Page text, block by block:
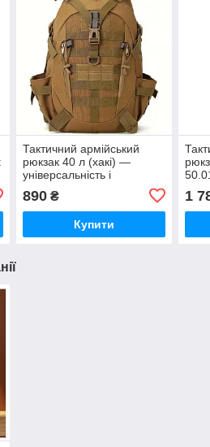
Тактичний армійський
рюкзак 40 л (хакі) —
універсальність і
890₴
Купити
1